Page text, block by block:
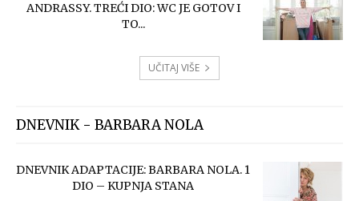
ANDRASSY. TREĆI DIO: WC JE GOTOV I
TO...
UČITAJ VIŠE
DNEVNIK - BARBARA NOLA
DNEVNIK ADAPTACIJE: BARBARA NOLA. 1
DIO – KUPNJA STANA